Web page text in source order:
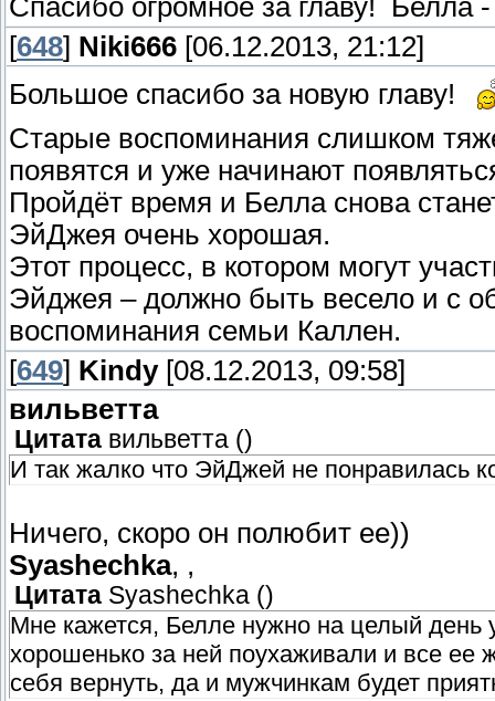
Спасибо огромное за главу! Белла
[648] Niki666 [06.12.2013, 21:12]
Большое спасибо за новую главу!
Старые воспоминания слишком
появятся и уже начинают
Пройдёт время и Белла снова
ЭйДжея очень хорошая.
Этот процесс, в котором могут
Эйджея – должно быть весело и с
воспоминания семьи Каллен.
[649] Kindy[08.12.2013, 09:58]
вильветта
Цитата вильветта ()
И так жалко что ЭйДжей не понравилась
Ничего, скоро он полюбит ее))
Syashechka, ,
Цитата Syashechka ()
Мне кажется, Белле нужно на целый
хорошенько за ней поухаживали и все
себя вернуть, да и мужчинкам будет